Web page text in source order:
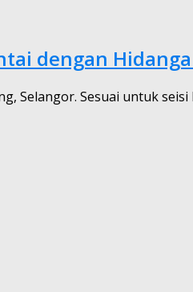
dengan
Selangor. Sesuai untuk